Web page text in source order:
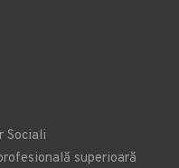
Sociali
superioară